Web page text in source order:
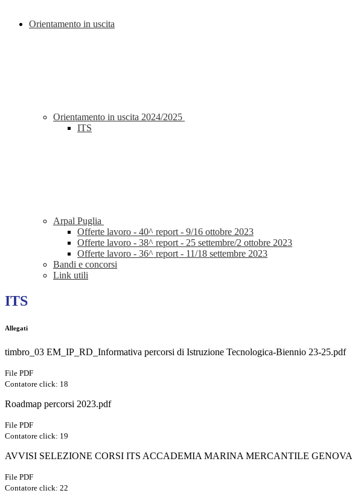
Orientamento in uscita
Orientamento in uscita 2024/2025
ITS
Arpal Puglia
Offerte lavoro - 40^ report - 9/16 ottobre 2023
Offerte lavoro - 38^ report - 25 settembre/2 ottobre 2023
Offerte lavoro - 36^ report - 11/18 settembre 2023
Bandi e concorsi
Link utili
ITS
Allegati
timbro_03 EM_IP_RD_Informativa percorsi di Istruzione Tecnologica-Biennio 23-25.pdf
File PDF
Contatore click: 18
Roadmap percorsi 2023.pdf
File PDF
Contatore click: 19
AVVISI SELEZIONE CORSI ITS ACCADEMIA MARINA MERCANTILE GENOVA
File PDF
Contatore click: 22